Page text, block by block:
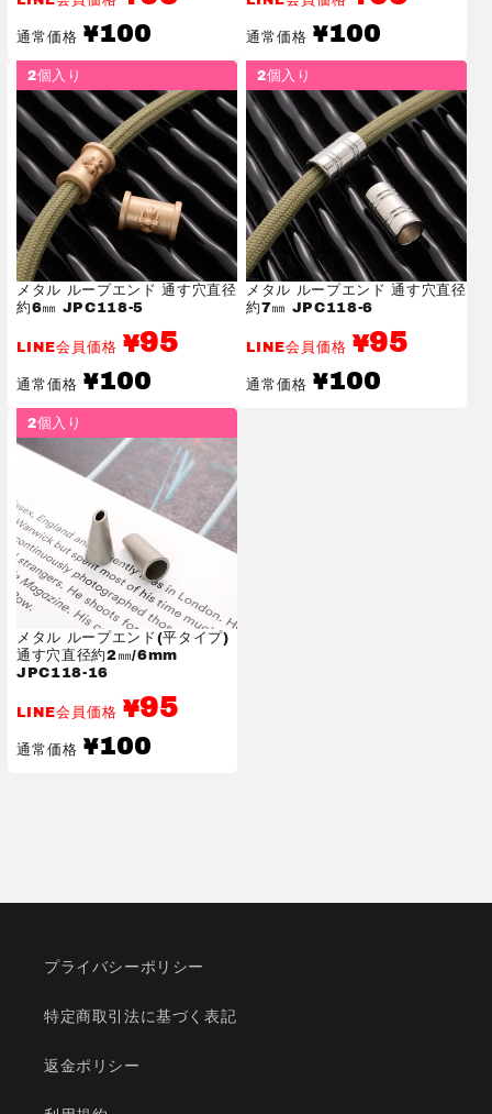
通常価格
通
常
価
¥100 通常価格
通
常
価
¥100
2個入り
メタル ループエンド 通す穴直径
約6㎜ JPC118-5
LINE会員価格 ¥95
通常価格
通
常
価
¥100
2個入り
メタル ループエンド 通す穴直径
約7㎜ JPC118-6
LINE会員価格 ¥95
通常価格
通
常
¥100
2個入り
メタル ループエンド(平タイプ)
通す穴直径約2㎜/6mm
JPC118-16
LINE会員価格 ¥95
通常価格
通
常
¥100
プライバシーポリシー
特定商取引法に基づく表記
返金ポリシー